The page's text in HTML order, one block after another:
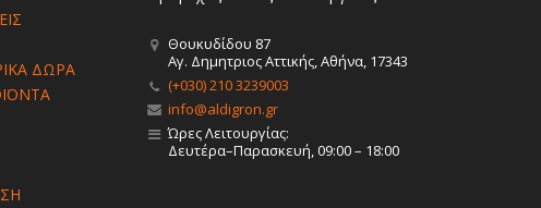
ΔΩΡΑ
Θουκυδίδου 87
Αγ. Δημητριος Αττικής, Αθήνα, 17343
(+030) 210 3239003
info@aldigron.gr
Ώρες Λειτουργίας:
Δευτέρα–Παρασκευή, 09:00 – 18:00